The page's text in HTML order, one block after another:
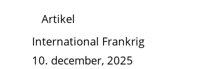
Artikel
International Frankrig
10. december, 2025